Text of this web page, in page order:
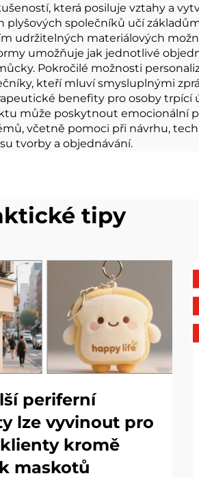
která posiluje vztahy a
společníků učí
udržitelných materiálových
umožňuje jak jednotlivé
Pokročilé možnosti
kteří mluví smysluplnými
benefity pro osoby
může poskytnout emocionální
včetně pomoci při návrhu,
tvorby a objednávání.
tipy
periferní
lze vyvinout pro
kromě
maskotů